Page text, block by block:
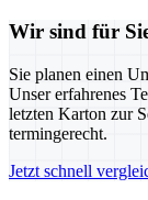
Wir sind für
Sie planen einen
Unser erfahrenes
letzten Karton zur
termingerecht.
Jetzt schnell